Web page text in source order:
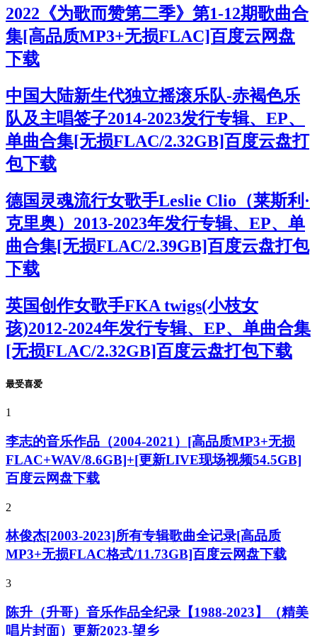
2022《为歌而赞第二季》第1-12期歌曲合
集[高品质MP3+无损FLAC]百度云网盘
下载
中国大陆新生代独立摇滚乐队-赤褐色乐
队及主唱签子2014-2023发行专辑、EP、
单曲合集[无损FLAC/2.32GB]百度云盘打
包下载
德国灵魂流行女歌手Leslie Clio（莱斯利·
克里奥）2013-2023年发行专辑、EP、单
曲合集[无损FLAC/2.39GB]百度云盘打包
下载
英国创作女歌手FKA twigs(小枝女
孩)2012-2024年发行专辑、EP、单曲合集
[无损FLAC/2.32GB]百度云盘打包下载
最受喜爱
1
李志的音乐作品（2004-2021）[高品质MP3+无损
FLAC+WAV/8.6GB]+[更新LIVE现场视频54.5GB]
百度云网盘下载
2
林俊杰[2003-2023]所有专辑歌曲全记录[高品质
MP3+无损FLAC格式/11.73GB]百度云网盘下载
3
陈升（升哥）音乐作品全纪录【1988-2023】（精美
唱片封面）更新2023-望乡